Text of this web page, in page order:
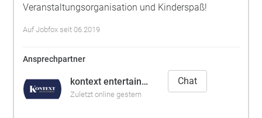
Veranstaltungsorganisation und Kinderspaß!
Auf Jobfox seit 06.2019
Ansprechpartner
kontext entertainment UG
Zuletzt online gestern
Chat